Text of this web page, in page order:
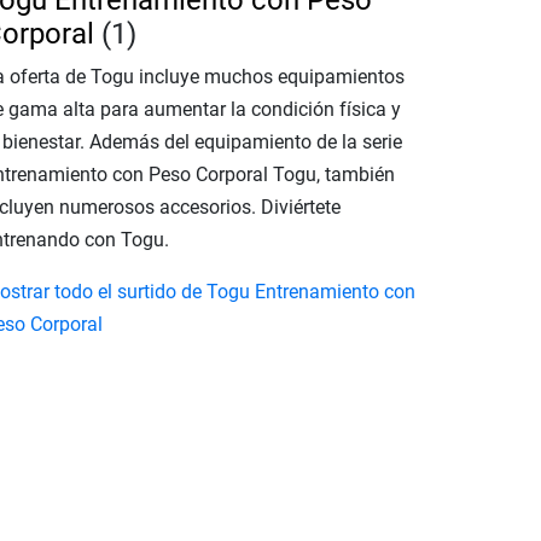
(1)
oferta de Togu incluye muchos equipamientos
gama alta para aumentar la condición física y
Además del equipamiento de la serie
con Peso Corporal Togu, también
numerosos accesorios. Diviértete
con Togu.
todo el surtido de Togu Entrenamiento con
Corporal